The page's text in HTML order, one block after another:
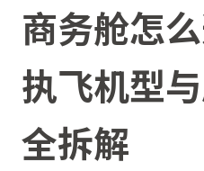
商务舱怎
执飞机型
全拆解